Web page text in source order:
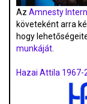
Az Amnesty
követeként arra
hogy
munkáját.
Hazai Attila 1967-